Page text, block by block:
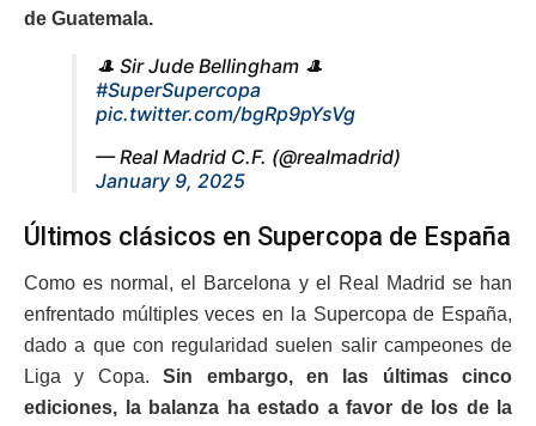
de Guatemala.
🎩 Sir Jude Bellingham 🎩
#SuperSupercopa
pic.twitter.com/bgRp9pYsVg
— Real Madrid C.F. (@realmadrid)
January 9, 2025
Últimos clásicos en Supercopa de España
Como es normal, el Barcelona y el Real Madrid se han
enfrentado múltiples veces en la Supercopa de España,
dado a que con regularidad suelen salir campeones de
Liga y Copa.Sin embargo, en las últimas cinco
ediciones, la balanza ha estado a favor de los de la